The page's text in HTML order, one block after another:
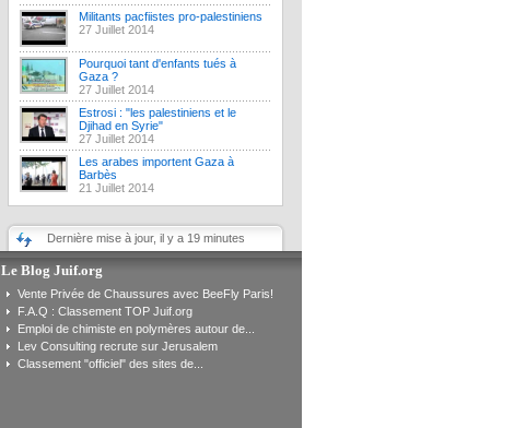
Militants pacfiistes pro-palestiniens
27 Juillet 2014
Pourquoi tant d'enfants tués à
Gaza ?
27 Juillet 2014
Estrosi : "les palestiniens et le
Djihad en Syrie"
27 Juillet 2014
Les arabes importent Gaza à
Barbès
21 Juillet 2014
Dernière mise à jour, il y a 19 minutes
Le Blog Juif.org
Vente Privée de Chaussures avec BeeFly Paris!
F.A.Q : Classement TOP Juif.org
Emploi de chimiste en polymères autour de...
Lev Consulting recrute sur Jerusalem
Classement "officiel" des sites de...